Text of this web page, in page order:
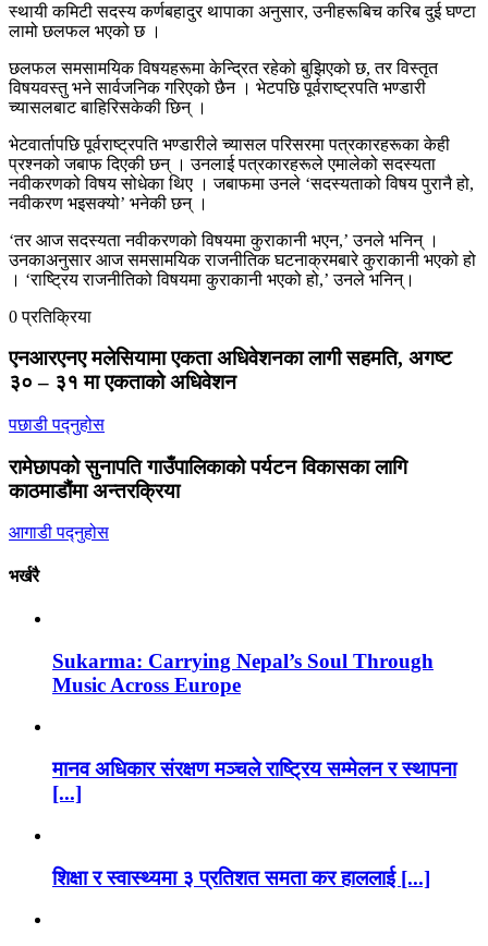
स्थायी कमिटी सदस्य कर्णबहादुर थापाका अनुसार, उनीहरूबिच करिब दुई घण्टा
लामो छलफल भएको छ ।
छलफल समसामयिक विषयहरूमा केन्द्रित रहेको बुझिएको छ, तर विस्तृत
विषयवस्तु भने सार्वजनिक गरिएको छैन । भेटपछि पूर्वराष्ट्रपति भण्डारी
च्यासलबाट बाहिरिसकेकी छिन् ।
भेटवार्तापछि पूर्वराष्ट्रपति भण्डारीले च्यासल परिसरमा पत्रकारहरूका केही
प्रश्नको जबाफ दिएकी छन् । उनलाई पत्रकारहरूले एमालेको सदस्यता
नवीकरणको विषय सोधेका थिए । जबाफमा उनले ‘सदस्यताको विषय पुरानै हो,
नवीकरण भइसक्यो’ भनेकी छन् ।
‘तर आज सदस्यता नवीकरणको विषयमा कुराकानी भएन,’ उनले भनिन् ।
उनकाअनुसार आज समसामयिक राजनीतिक घटनाक्रमबारे कुराकानी भएको हो
। ‘राष्ट्रिय राजनीतिको विषयमा कुराकानी भएको हो,’ उनले भनिन्।
0 प्रतिक्रिया
एनआरएनए मलेसियामा एकता अधिवेशनका लागी सहमति, अगष्ट
३० – ३१ मा एकताको अधिवेशन
पछाडी पद्नुहोस
रामेछापको सुनापति गाउँपालिकाको पर्यटन विकासका लागि
काठमाडौंमा अन्तरक्रिया
आगाडी पद्नुहोस
भर्खरै
Sukarma: Carrying Nepal’s Soul Through
Music Across Europe
मानव अधिकार संरक्षण मञ्चले राष्ट्रिय सम्मेलन र स्थापना
[...]
शिक्षा र स्वास्थ्यमा ३ प्रतिशत समता कर हाललाई [...]